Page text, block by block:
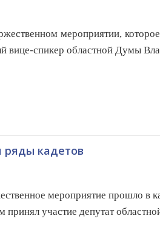
мероприятии,
вице-спикер областной Думы
ряды кадетов
мероприятие прошло в
принял участие депутат